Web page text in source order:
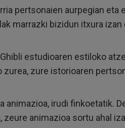
pertsonaien aurpegian eta
marrazki bizidun itxura izan
estudioaren estiloko
zurea, zure istorioaren
animazioa, irudi finkoetatik.
animazioa sortu ahal